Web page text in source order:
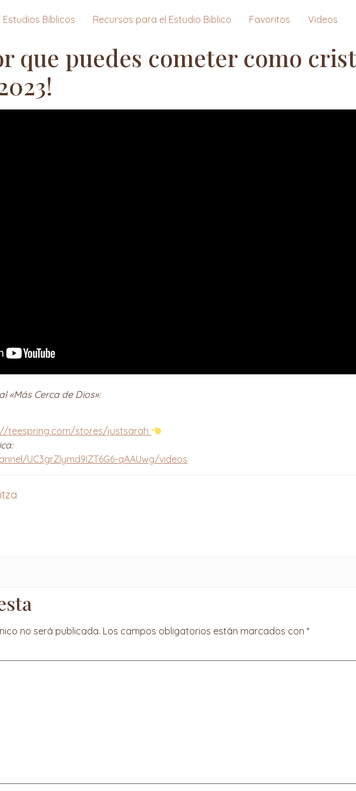
Bíblicos Recursos para el Estudio Biblico Favoritos Videos
que puedes cometer como
«Más Cerca de Dios»:
teespring.com/stores/justsarah
UC3grZlymd9IZT6G6-qAAUwg/videos
no será publicada. Los campos obligatorios están marcados con *